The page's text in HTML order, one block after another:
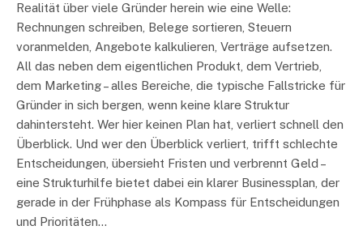
Realität über viele Gründer herein wie eine Welle:
Rechnungen schreiben, Belege sortieren, Steuern
voranmelden, Angebote kalkulieren, Verträge aufsetzen.
All das neben dem eigentlichen Produkt, dem Vertrieb,
dem Marketing – alles Bereiche, die typische Fallstricke für
Gründer in sich bergen, wenn keine klare Struktur
dahintersteht. Wer hier keinen Plan hat, verliert schnell den
Überblick. Und wer den Überblick verliert, trifft schlechte
Entscheidungen, übersieht Fristen und verbrennt Geld –
eine Strukturhilfe bietet dabei ein klarer Businessplan, der
gerade in der Frühphase als Kompass für Entscheidungen
und Prioritäten…